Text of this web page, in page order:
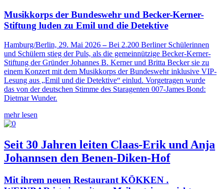
Musikkorps der Bundeswehr und Becker-Kerner-
Stiftung luden zu Emil und die Detektive
Hamburg/Berlin, 29. Mai 2026–Bei 2.200 Berliner Schülerinnen
und Schülern stieg der Puls, als die gemeinnützige Becker-Kerner-
Stiftung der Gründer Johannes B. Kerner und Britta Becker sie zu
einem Konzert mit dem Musikkorps der Bundeswehr inklusive VIP-
Lesung aus „Emil und die Detektive“ einlud. Vorgetragen wurde
das von der deutschen Stimme des Staragenten 007-James Bond:
Dietmar Wunder.
mehr lesen
Seit 30 Jahren leiten Claas-Erik und Anja
Johannsen den Benen-Diken-Hof
Mit ihrem neuen Restaurant KÖKKEN .